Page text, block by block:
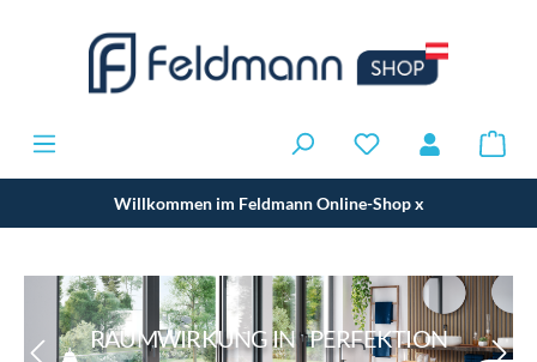
Willkommen im Feldmann Online-Shopx
RAUMWIRKUNG IN PERFEKTION